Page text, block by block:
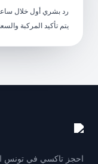
رد بشري أول خلال ساعتي
يتم تأكيد المركبة
احجز تاكسي في تونس